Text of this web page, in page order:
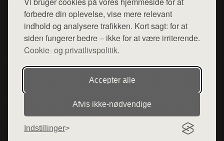
forbedre din oplevelse, vise mere relevant
indhold og analysere trafikken. Kort sagt: for at
siden fungerer bedre – ikke for at være irriterende.
Cookie- og privatlivspolitik.
Accepter alle
Afvis ikke‑nødvendige
Indstillinger
Blog
Kontakt
Mail: hej@want.dk
Cookie- og privatlivspolitik
Denne side er en del af want.dk, der udgiver en række
hjemmesider med præsentation af forskellige produkter fra
diverse webshops. Der sælges ikke varer fra denne side - vi
varerne på lager.